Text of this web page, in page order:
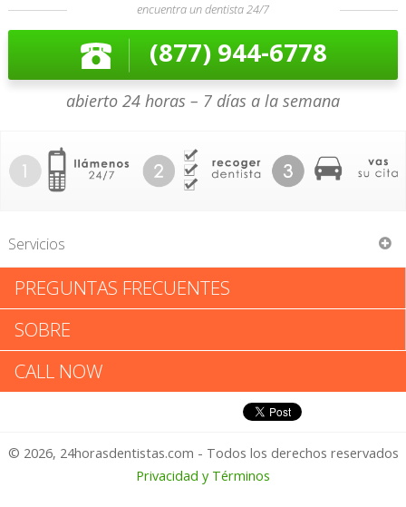
encuentra un dentista 24/7
(877) 944-6778
abierto 24 horas – 7 días a la semana
Servicios
Edward W Scoppettuolo
Edward W Scoppettuolo:
Califica tu Experiencia
1 – No Feliz
PREGUNTAS FRECUENTES
SOBRE
CALL NOW
© 2026, 24horasdentistas.com - Todos los derechos reservados
Privacidad y Términos